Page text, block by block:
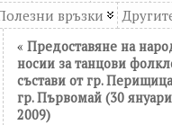
връзки
« Предоставяне на
носии за танцови
състави от гр.
гр. Първомай (30 януари
2009)